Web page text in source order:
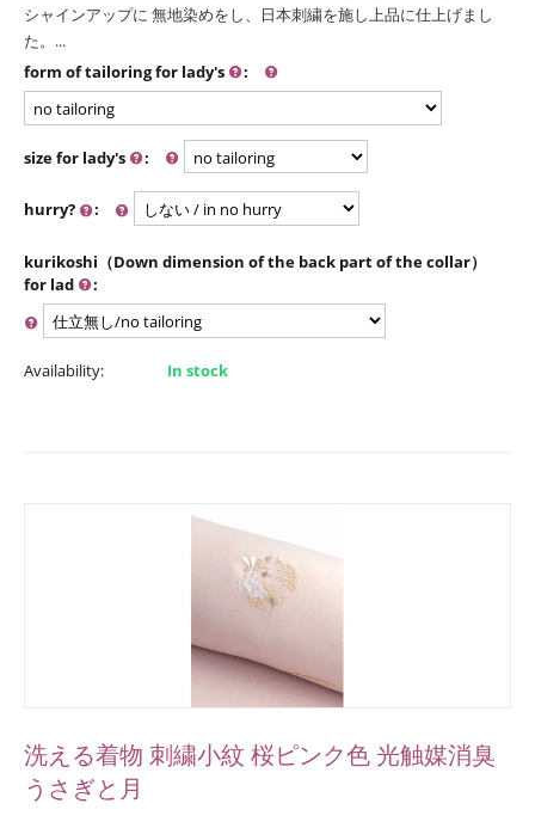
シャインアップに 無地染めをし、日本刺繍を施し上品に仕上げまし
た。...
form of tailoring for lady's
:
size for lady's :
hurry? :
kurikoshi（Down dimension of the back part of the collar）
for lad
:
Availability: In stock
洗える着物 刺繍小紋 桜ピンク色 光触媒消臭
うさぎと月